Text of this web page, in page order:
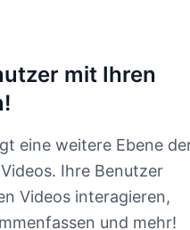
mit Ihren
eine weitere Ebene
Ihre Benutzer
Videos interagieren,
und mehr!